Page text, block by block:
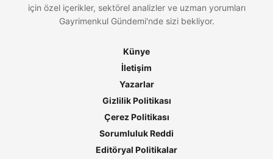
için özel içerikler, sektörel analizler ve uzman yorumları
Gayrimenkul Gündemi'nde sizi bekliyor.
Künye
İletişim
Yazarlar
Gizlilik Politikası
Çerez Politikası
Sorumluluk Reddi
Editöryal Politikalar